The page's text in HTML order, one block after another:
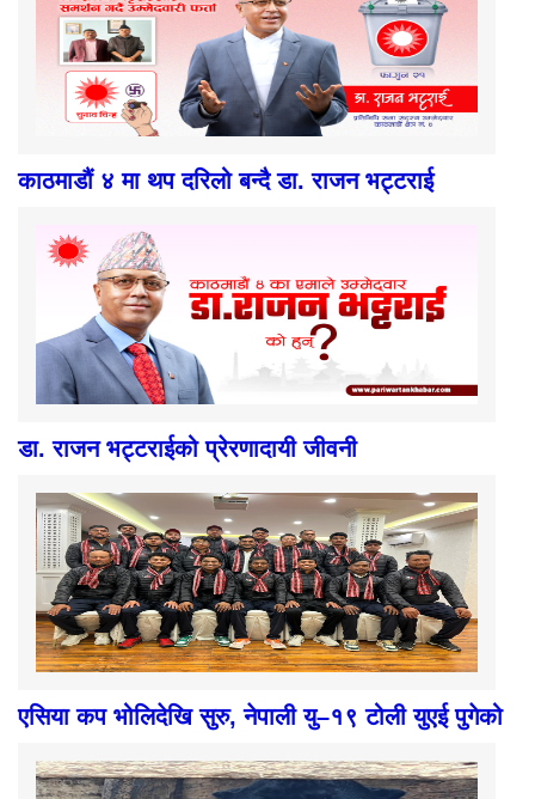
काठमाडौं ४ मा थप दरिलो बन्दै डा. राजन भट्टराई
डा. राजन भट्टराईको प्रेरणादायी जीवनी
एसिया कप भोलिदेखि सुरु, नेपाली यु–१९ टोली युएई पुगेको